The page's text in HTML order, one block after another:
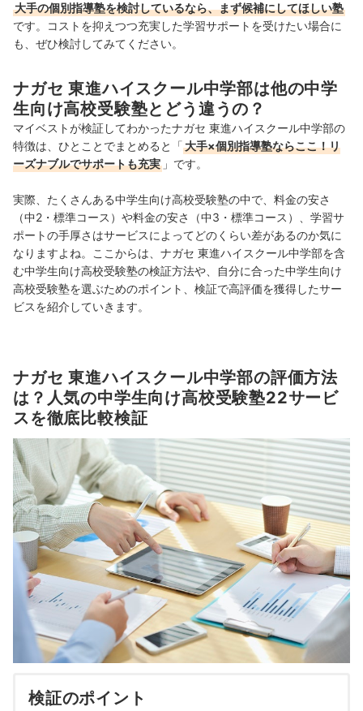
大手の個別指導塾を検討しているなら、まず候補にしてほしい塾
です。コストを抑えつつ充実した学習サポートを受けたい場合に
も、ぜひ検討してみてください。
ナガセ 東進ハイスクール中学部は他の中学
生向け高校受験塾とどう違うの？
マイベストが検証してわかったナガセ 東進ハイスクール中学部の
特徴は、ひとことでまとめると「大手×個別指導塾ならここ！リ
ーズナブルでサポートも充実 」です。
実際、たくさんある中学生向け高校受験塾の中で、料金の安さ
（中2・標準コース）や料金の安さ（中3・標準コース）、学習サ
ポートの手厚さはサービスによってどのくらい差があるのか気に
なりますよね。ここからは、ナガセ 東進ハイスクール中学部を含
む中学生向け高校受験塾の検証方法や、自分に合った中学生向け
高校受験塾を選ぶためのポイント、検証で高評価を獲得したサー
ビスを紹介していきます。
ナガセ 東進ハイスクール中学部の評価方法
は？人気の中学生向け高校受験塾22サービ
スを徹底比較検証
検証のポイント